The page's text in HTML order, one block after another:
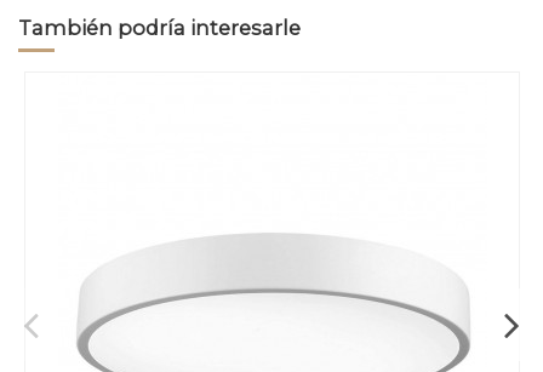
También podría interesarle